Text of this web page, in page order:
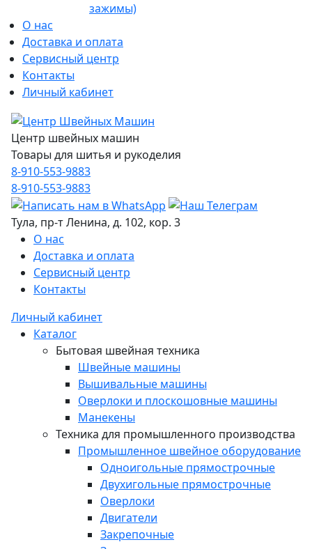
зажимы)
О нас
Доставка и оплата
Сервисный центр
Контакты
Личный кабинет
Центр швейных машин
Товары для шитья и рукоделия
8-910-553-9883
8-910-553-9883
Тула, пр-т Ленина, д. 102, кор. 3
О нас
Доставка и оплата
Сервисный центр
Контакты
Личный кабинет
Каталог
Бытовая швейная техника
Швейные машины
Вышивальные машины
Оверлоки и плоскошовные машины
Манекены
Техника для промышленного производства
Промышленное швейное оборудование
Одноигольные прямострочные
Двухигольные прямострочные
Оверлоки
Двигатели
Закрепочные